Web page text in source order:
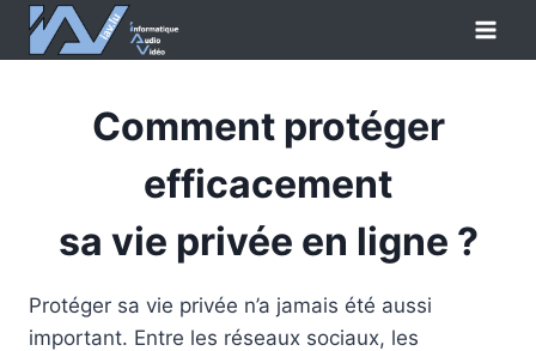
Aller
Comment protéger
efficacement
sa vie privée en ligne ?
Protéger sa vie privée n’a jamais été aussi
important. Entre les réseaux sociaux, les